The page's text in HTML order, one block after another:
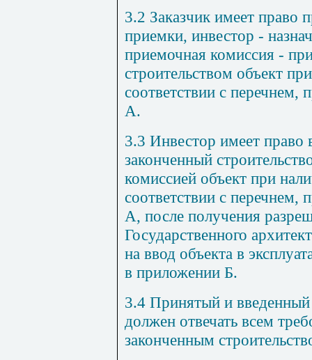
3.2 Заказчик имеет право
приемки, инвестор -
приемочная комиссия -
строительством объект
соответствии с
А.
3.3 Инвестор имеет право
законченный
комиссией объект при
соответствии с
А, после получения
Государственного
на ввод объекта в
в приложении Б.
3.4 Принятый и введенный
должен отвечать всем
законченным